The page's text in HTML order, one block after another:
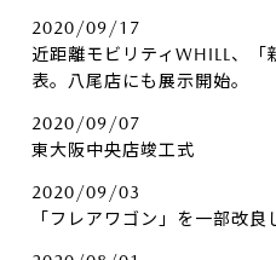
2020/09/17
近距離モビリティWHILL、
表。八尾店にも展示開始。
2020/09/07
東大阪中央店竣工式
2020/09/03
「フレアワゴン」を一部改良